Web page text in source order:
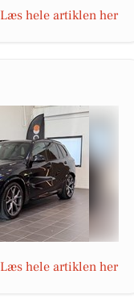
Læs hele artiklen her
Læs hele artiklen her